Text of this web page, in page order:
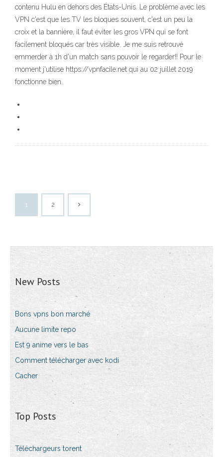
contenu Hulu en dehors des États-Unis. Le problème avec les
VPN c'est que les TV les bloques souvent, c'est un peu la
croix et la bannière, il faut éviter les gros VPN qui se font
facilement bloqués car très visible. Je me suis retrouvé
emmerder à 1h d'un match sans pouvoir le regarder!! Pour le
moment j'utilise https://vpnfacile.net qui au 02 juillet 2019
fonctionne bien.
1 2
New Posts
Bons vpns bon marché
Aucune limite repo
Est 9 anime vers le bas
Comment télécharger avec kodi
Cacher
Top Posts
Téléchargeurs torent